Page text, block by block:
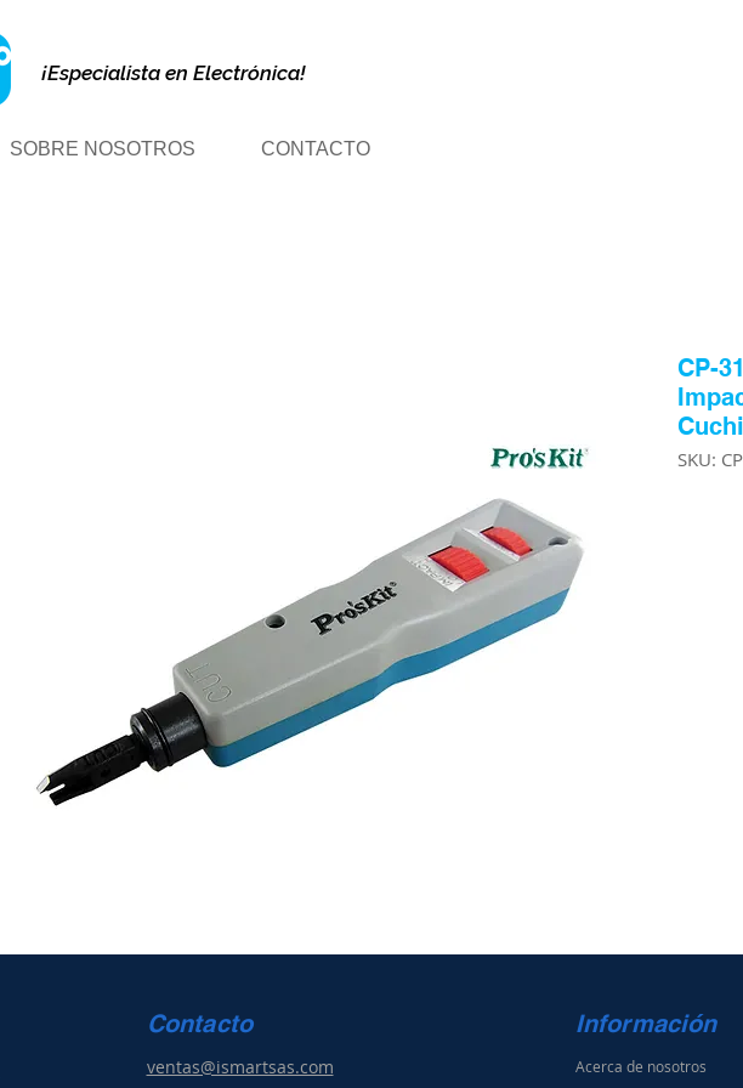
¡Especialista en Electrónica!
SOBRE NOSOTROS CONTACTO
CP-
SKU:
Contacto
ventas@ismartsas.com
Información
Acerca de nosotros